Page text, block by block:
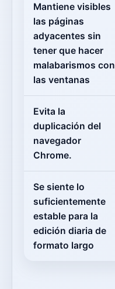
Mantiene visibles
las páginas
adyacentes sin
tener que hacer
malabarismos con
las ventanas
Evita la
duplicación del
navegador
Chrome.
Se siente lo
suficientemente
estable para la
edición diaria de
formato largo